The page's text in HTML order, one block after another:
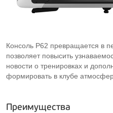
Консоль P62 превращается в
позволяет повысить
новости о тренировках и
формировать в клубе
Преимущества